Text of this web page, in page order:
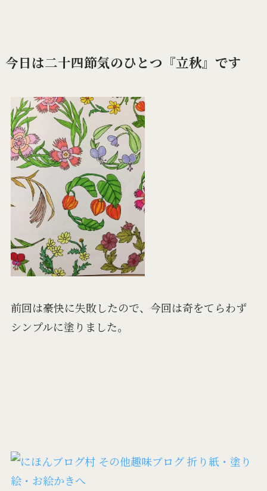
今日は二十四節気のひとつ『立秋』です
前回は豪快に失敗したので、今回は奇をてらわず
シンプルに塗りました。